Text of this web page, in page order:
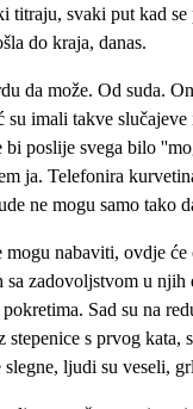
titraju, svaki put kad
do kraja, danas.
da može. Od suda.
su imali takve
poslije svega bilo
ja. Telefonira
ne mogu samo
nabaviti, ovdje
zadovoljstvom u
Sad su na
s prvog
ljudi su veseli,